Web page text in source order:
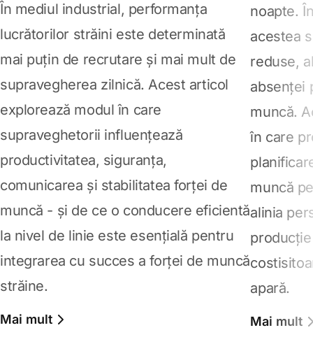
În mediul industrial, performanța
lucrătorilor străini este determinată
mai puțin de recrutare și mai mult de
supravegherea zilnică. Acest articol
explorează modul în care
supraveghetorii influențează
productivitatea, siguranța,
comunicarea și stabilitatea forței de
muncă - și de ce o conducere eficientă
la nivel de linie este esențială pentru
integrarea cu succes a forței de muncă
străine.
Mai mult
noapte.
acestea
reduse,
absenței
muncă.
în care
muncă
alinia
apară.
Mai mult